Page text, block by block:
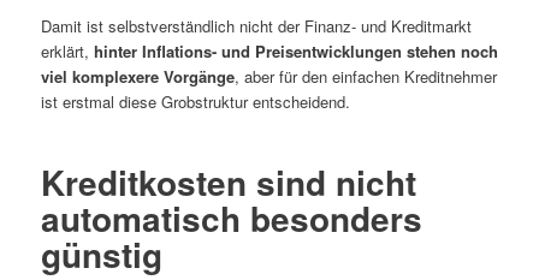
Damit ist selbstverständlich nicht der Finanz- und Kreditmarkt
erklärt, hinter Inflations- und Preisentwicklungen stehen noch
viel komplexere Vorgänge, aber für den einfachen Kreditnehmer
ist erstmal diese Grobstruktur entscheidend.
Kreditkosten sind nicht
automatisch besonders
günstig